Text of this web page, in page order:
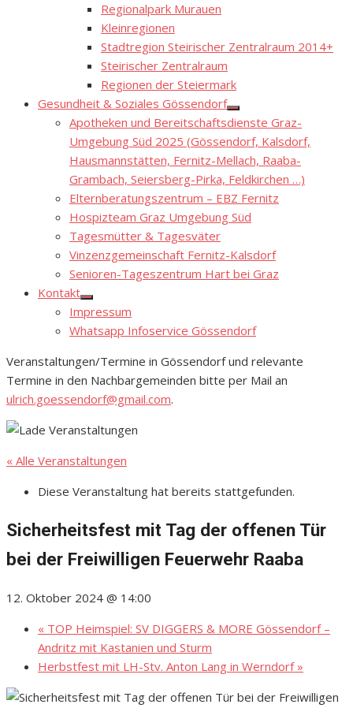
Regionalpark Murauen
Kleinregionen
Stadtregion Steirischer Zentralraum 2014+
Steirischer Zentralraum
Regionen der Steiermark
Gesundheit & Soziales Gössendorf
Show
sub
menu
Apotheken und Bereitschaftsdienste Graz-
Umgebung Süd 2025 (Gössendorf, Kalsdorf,
Hausmannstätten, Fernitz-Mellach, Raaba-
Grambach, Seiersberg-Pirka, Feldkirchen …)
Elternberatungszentrum – EBZ Fernitz
Hospizteam Graz Umgebung Süd
Tagesmütter & Tagesväter
Vinzenzgemeinschaft Fernitz-Kalsdorf
Senioren-Tageszentrum Hart bei Graz
Kontakt
Show
sub
menu
Impressum
Whatsapp Infoservice Gössendorf
Veranstaltungen/Termine in Gössendorf und relevante
Termine in den Nachbargemeinden bitte per Mail an
ulrich.goessendorf@gmail.com.
« Alle Veranstaltungen
Diese Veranstaltung hat bereits stattgefunden.
Sicherheitsfest mit Tag der offenen Tür
bei der Freiwilligen Feuerwehr Raaba
12. Oktober 2024 @ 14:00
« TOP Heimspiel: SV DIGGERS & MORE Gössendorf –
Andritz mit Kastanien und Sturm
Herbstfest mit LH-Stv. Anton Lang in Werndorf »